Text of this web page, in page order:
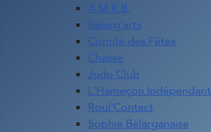
A.M.R.B.
Belarg'arts
Comité des Fêtes
Chasse
Judo Club
L'Hameçon Indépendant
Roul'Contact
Sophie Bélarganaise